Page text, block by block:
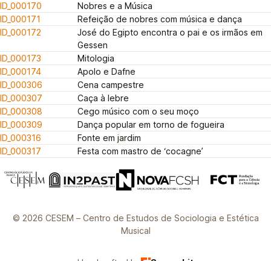
ID_000170
Nobres e a Música
ID_000171
Refeição de nobres com música e dança
ID_000172
José do Egipto encontra o pai e os irmãos em
Gessen
ID_000173
Mitologia
ID_000174
Apolo e Dafne
ID_000306
Cena campestre
ID_000307
Caça à lebre
ID_000308
Cego músico com o seu moço
ID_000309
Dança popular em torno de fogueira
ID_000316
Fonte em jardim
ID_000317
Festa com mastro de ‘cocagne’
© 2026 CESEM – Centro de Estudos de Sociologia e Estética
Musical